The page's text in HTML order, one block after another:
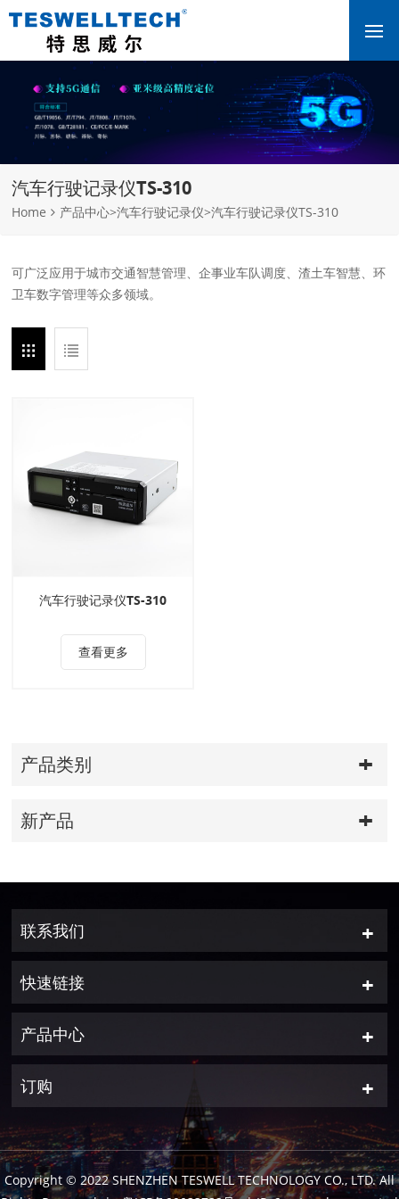
汽车行驶记录仪TS-310
Home 产品中心>汽车行驶记录仪>汽车行驶记录仪TS-310
可广泛应用于城市交通智慧管理、企事业车队调度、渣土车智慧、环
卫车数字管理等众多领域。
汽车行驶记录仪TS-310
查看更多
产品类别
新产品
联系我们
快速链接
产品中心
订购
Copyright © 2022 SHENZHEN TESWELL TECHNOLOGY CO., LTD. All